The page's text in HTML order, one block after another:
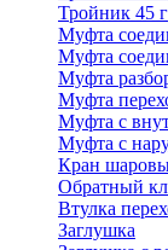
Тройник 45
Муфта
Муфта
Муфта
Муфта
Муфта с
Муфта с
Кран
Обратный
Втулка
Заглушка